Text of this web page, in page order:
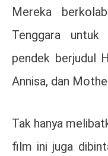
Mereka
Tenggara
pendek berjudul
Annisa, dan
Tak hanya
film ini juga